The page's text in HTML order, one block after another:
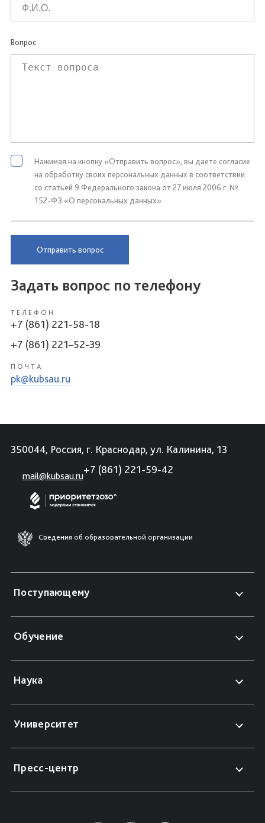
Вопрос
Нажимая на кнопку «Отправить вопрос», вы даете согласие
на обработку своих персональных данных в соответствии
со статьей 9 Федерального закона от 27 июля 2006 г. №
152-ФЗ «О персональных данных»
Отправить вопрос
Задать вопрос по телефону
ТЕЛЕФОН
+7 (861) 221-58-18
+7 (861) 221–52-39
ПОЧТА
pk@kubsau.ru
350044, Россия, г. Краснодар, ул. Калинина, 13
mail@kubsau.ru
+7 (861) 221-59-42
Сведения об образовательной организации
Поступающему
Обучение
Наука
Университет
Пресс-центр